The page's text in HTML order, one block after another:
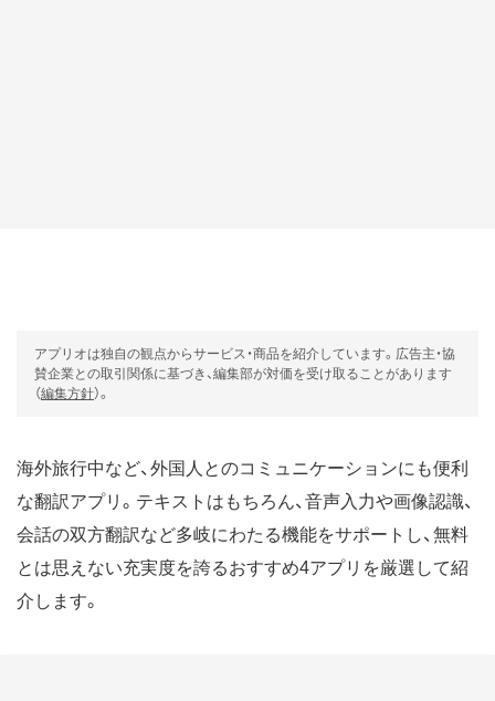
アプリオは独自の観点からサービス・商品を紹介しています。広告主・協
賛企業との取引関係に基づき、編集部が対価を受け取ることがあります
（編集方針）。
海外旅行中など、外国人とのコミュニケーションにも便利
な翻訳アプリ。テキストはもちろん、音声入力や画像認識、
会話の双方翻訳など多岐にわたる機能をサポートし、無料
とは思えない充実度を誇るおすすめ4アプリを厳選して紹
介します。